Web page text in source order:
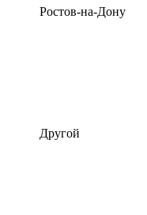
Ростов-на-Дону
Другой